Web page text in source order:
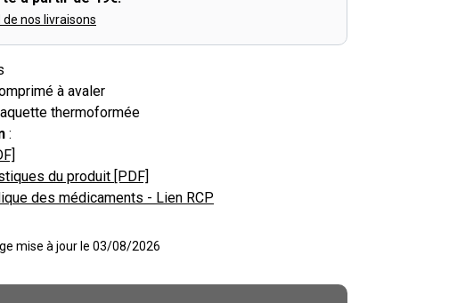
nos livraisons
à avaler
thermoformée
:
du produit [PDF]
des médicaments - Lien RCP
mise à jour le 03/08/2026